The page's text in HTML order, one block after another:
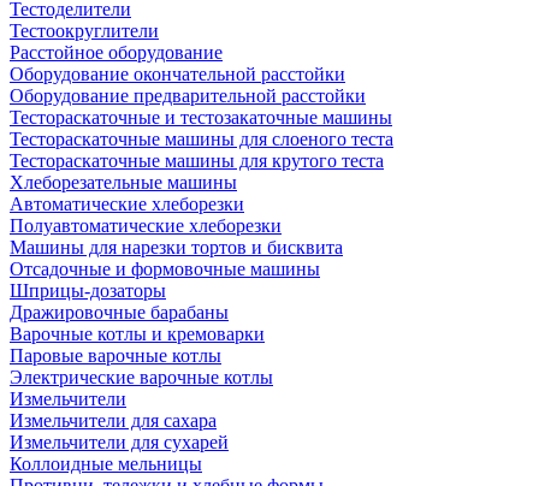
Тестоделители
Тестоокруглители
Расстойное оборудование
Оборудование окончательной расстойки
Оборудование предварительной расстойки
Тестораскаточные и тестозакаточные машины
Тестораскаточные машины для слоеного теста
Тестораскаточные машины для крутого теста
Хлеборезательные машины
Автоматические хлеборезки
Полуавтоматические хлеборезки
Машины для нарезки тортов и бисквита
Отсадочные и формовочные машины
Шприцы-дозаторы
Дражировочные барабаны
Варочные котлы и кремоварки
Паровые варочные котлы
Электрические варочные котлы
Измельчители
Измельчители для сахара
Измельчители для сухарей
Коллоидные мельницы